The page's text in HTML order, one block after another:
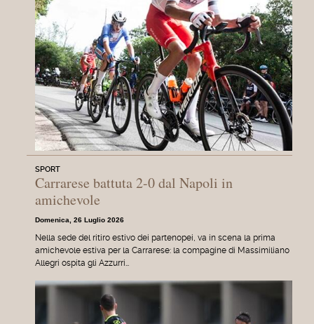
SPORT
Carrarese battuta 2-0 dal Napoli in
amichevole
Domenica, 26 Luglio 2026
Nella sede del ritiro estivo dei partenopei, va in scena la prima
amichevole estiva per la Carrarese: la compagine di Massimiliano
Allegri ospita gli Azzurri…